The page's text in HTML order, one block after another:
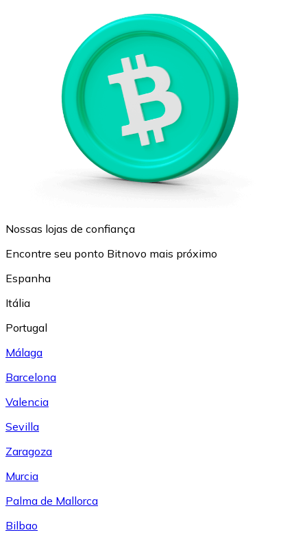
Nossas lojas de confiança
Encontre seu ponto Bitnovo mais próximo
Espanha
Itália
Portugal
Málaga
Barcelona
Valencia
Sevilla
Zaragoza
Murcia
Palma de Mallorca
Bilbao